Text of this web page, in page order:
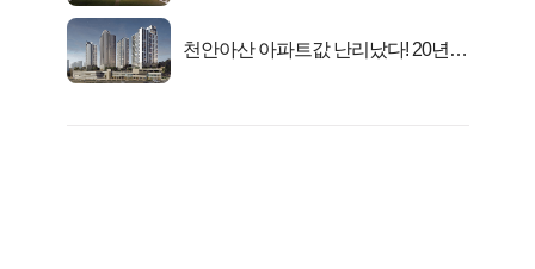
천안아산 아파트값 난리났다! 20년